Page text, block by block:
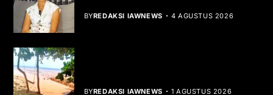
BYREDAKSI IAWNEWS 4 AGUSTUS 2026
BYREDAKSI IAWNEWS 1 AGUSTUS 2026